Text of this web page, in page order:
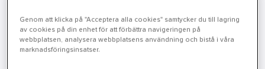
Adress
Stockholm - Häggvik - Alltid Öppet
Genom att klicka på "Acceptera alla cookies" samtycker du till lagring
av cookies på din enhet för att förbättra navigeringen på
webbplatsen, analysera webbplatsens användning och bistå i våra
marknadsföringsinsatser.